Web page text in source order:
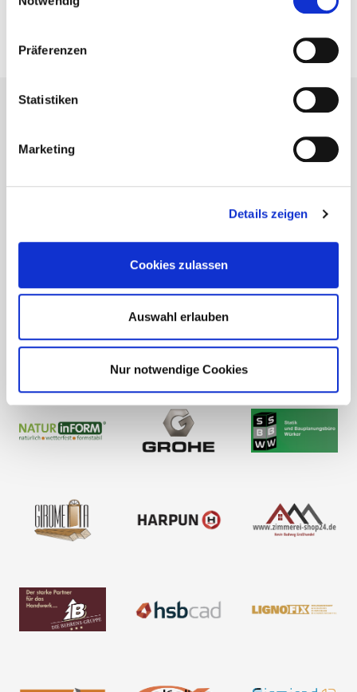
Präferenzen
Statistiken
Marketing
Details zeigen
Cookies zulassen
Auswahl erlauben
Nur notwendige Cookies
O nas
Kariera